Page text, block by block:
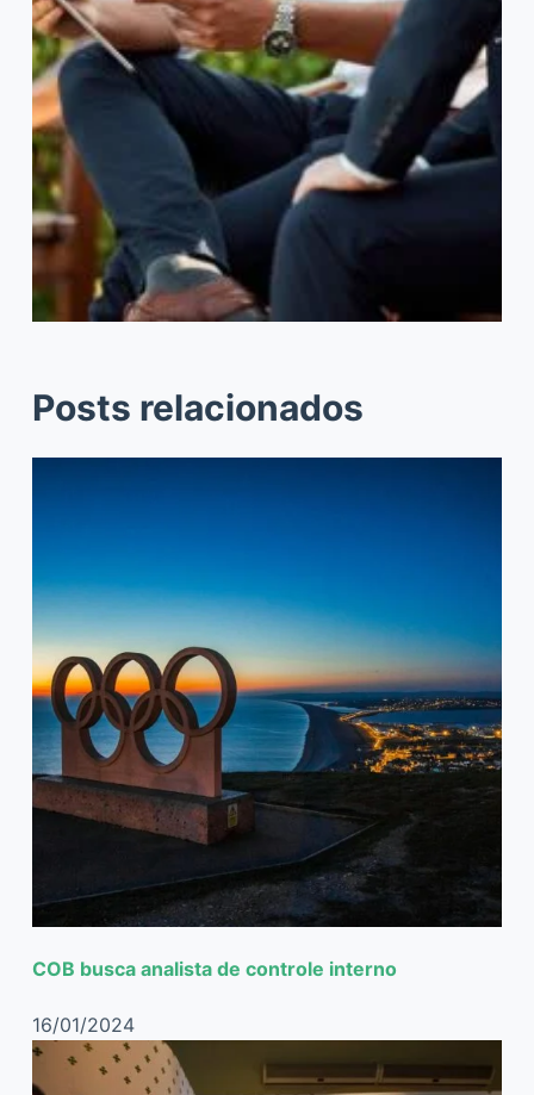
Posts relacionados
COB busca analista de controle interno
16/01/2024